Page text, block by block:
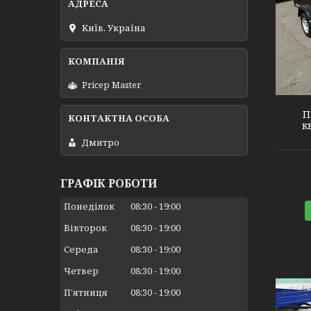
Київ, Україна
Pricep Master
Дмитро
ГРАФІК РОБОТИ
Понеділок 08:30 19:00
Вівторок
08:30 19:00
Середа
08:30 19:00
Четвер
08:30 19:00
Пʼятниця
08:30 19:00